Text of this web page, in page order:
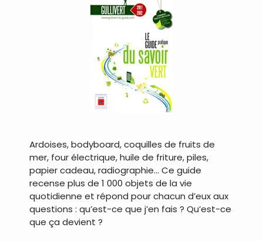
Ardoises, bodyboard, coquilles de fruits de
mer, four électrique, huile de friture, piles,
papier cadeau, radiographie… Ce guide
recense plus de 1 000 objets de la vie
quotidienne et répond pour chacun d’eux aux
questions : qu’est-ce que j’en fais ? Qu’est-ce
que ça devient ?